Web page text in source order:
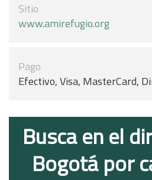
Sitio
www.amirefugio.org
Pago
Efectivo, Visa, MasterCard,
Busca en el
Bogotá por